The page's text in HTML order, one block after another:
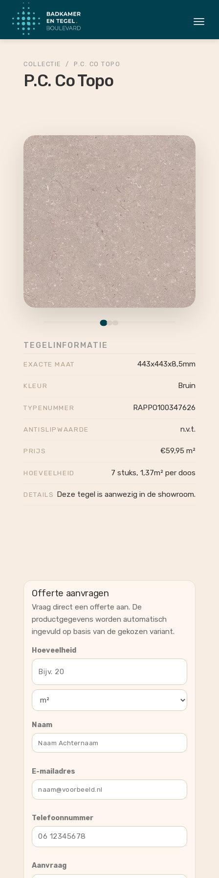
COLLECTIE / P.C. CO TOPO
P.C. Co Topo
TEGELINFORMATIE
EXACTE MAAT 443x443x8,5mm
KLEUR Bruin
TYPENUMMER RAPPO100347626
ANTISLIPWAARDE n.v.t.
PRIJS €59,95 m²
HOEVEELHEID 7 stuks, 1,37m² per doos
DETAILS Deze tegel is aanwezig in de showroom.
Offerte aanvragen
Vraag direct een offerte aan. De
productgegevens worden automatisch
ingevuld op basis van de gekozen variant.
Hoeveelheid
Naam
E-mailadres
Telefoonnummer
Aanvraag